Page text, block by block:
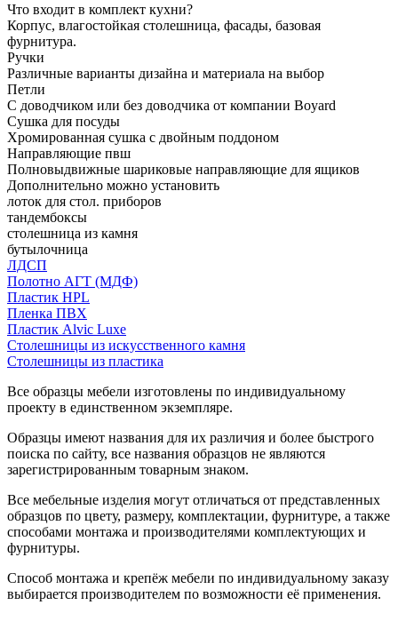
Что входит в комплект кухни?
Корпус, влагостойкая столешница, фасады, базовая
фурнитура.
Ручки
Различные варианты дизайна и материала на выбор
Петли
С доводчиком или без доводчика от компании Boyard
Сушка для посуды
Хромированная сушка с двойным поддоном
Направляющие пвш
Полновыдвижные шариковые направляющие для ящиков
Дополнительно можно установить
лоток для стол. приборов
тандембоксы
столешница из камня
бутылочница
ЛДСП
Полотно АГТ (МДФ)
Пластик HPL
Пленка ПВХ
Пластик Alvic Luxe
Столешницы из искусственного камня
Столешницы из пластика
Все образцы мебели изготовлены по индивидуальному
проекту в единственном экземпляре.
Образцы имеют названия для их различия и более быстрого
поиска по сайту, все названия образцов не являются
зарегистрированным товарным знаком.
Все мебельные изделия могут отличаться от представленных
образцов по цвету, размеру, комплектации, фурнитуре, а также
способами монтажа и производителями комплектующих и
фурнитуры.
Способ монтажа и крепёж мебели по индивидуальному заказу
выбирается производителем по возможности её применения.